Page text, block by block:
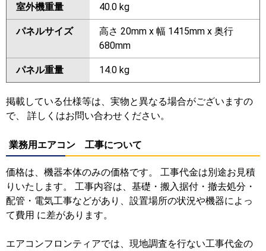
室外機重量 40.0 kg
パネルサイズ
高さ 20mm x 幅 1415mm x 奥行
680mm
パネル重量 14.0 kg
掲載している仕様等は、実物と異なる場合がございますの
で、 詳しくはお問い合わせください。
業務用エアコン 工事について
価格は、機器本体のみの価格です。 工事代金は別途お見積
りいたします。 工事内容は、基礎・搬入据付・撤去処分・
配管・電気工事などがあり、設置場所の状況や機器によっ
て費用 に差があります。
エアコンフロンティアでは、現地調査を行ない工事代金の